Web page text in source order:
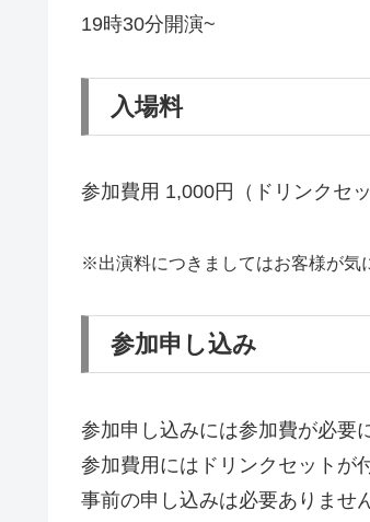
19時30分開演~
入場料
参加費用 1,000円（ドリンクセ
※出演料につきましてはお客様が気
参加申し込み
参加申し込みには参加費が必要
参加費用にはドリンクセットが
事前の申し込みは必要ありませ